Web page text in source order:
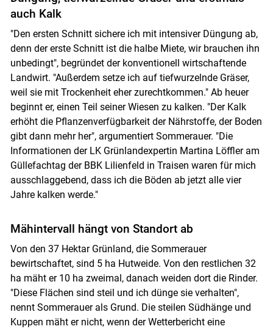
auch Kalk
"Den ersten Schnitt sichere ich mit intensiver Düngung ab,
denn der erste Schnitt ist die halbe Miete, wir brauchen ihn
unbedingt", begründet der konventionell wirtschaftende
Landwirt. "Außerdem setze ich auf tiefwurzelnde Gräser,
weil sie mit Trockenheit eher zurechtkommen." Ab heuer
beginnt er, einen Teil seiner Wiesen zu kalken. "Der Kalk
erhöht die Pflanzenverfügbarkeit der Nährstoffe, der Boden
gibt dann mehr her", argumentiert Sommerauer. "Die
Informationen der LK Grünlandexpertin Martina Löffler am
Güllefachtag der BBK Lilienfeld in Traisen waren für mich
ausschlaggebend, dass ich die Böden ab jetzt alle vier
Jahre kalken werde."
Mähintervall hängt von Standort ab
Von den 37 Hektar Grünland, die Sommerauer
bewirtschaftet, sind 5 ha Hutweide. Von den restlichen 32
ha mäht er 10 ha zweimal, danach weiden dort die Rinder.
"Diese Flächen sind steil und ich dünge sie verhalten",
nennt Sommerauer als Grund. Die steilen Südhänge und
Kuppen mäht er nicht, wenn der Wetterbericht eine